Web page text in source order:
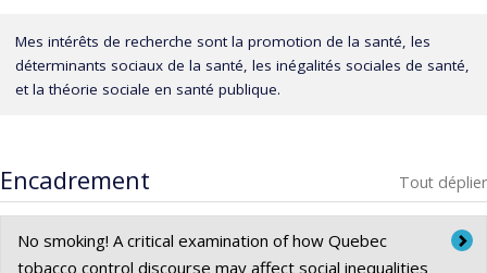
Mes intérêts de recherche sont la promotion de la santé, les
déterminants sociaux de la santé, les inégalités sociales de santé,
et la théorie sociale en santé publique.
Encadrement Tout déplier
No smoking! A critical examination of how Quebec
tobacco control discourse may affect social inequalities